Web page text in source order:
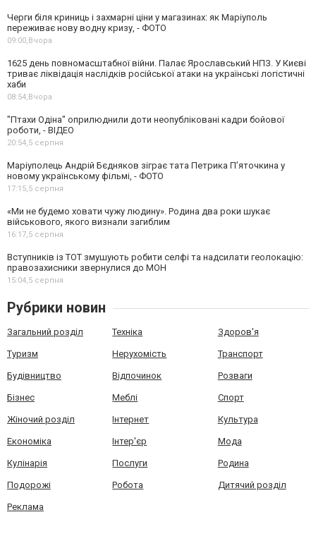
Черги біля криниць і захмарні ціни у магазинах: як Маріуполь
переживає нову водну кризу, - ФОТО
09:00,Вчора
1625 день повномасштабної війни. Палає Ярославський НПЗ. У Києві
триває ліквідація наслідків російської атаки на українські логістичні
хаби
08:54,Вчора
"Птахи Одіна" оприлюднили доти неопубліковані кадри бойової
роботи, - ВІДЕО
20:54,5 серпня
Маріуполець Андрій Бєдняков зіграє тата Петрика П’яточкина у
новому українському фільмі, - ФОТО
17:15,5 серпня
«Ми не будемо ховати чужу людину». Родина два роки шукає
військового, якого визнали загиблим
16:17,5 серпня
Вступників із ТОТ змушують робити селфі та надсилати геолокацію:
правозахисники звернулися до МОН
15:04,5 серпня
Рубрики новин
Загальний розділ Техніка Здоров'я
Туризм Нерухомість Транспорт
Будівництво Відпочинок Розваги
Бізнес Меблі Спорт
Жіночий розділ Інтернет Культура
Економіка Інтер'єр Мода
Кулінарія Послуги Родина
Подорожі Робота Дитячий розділ
Реклама